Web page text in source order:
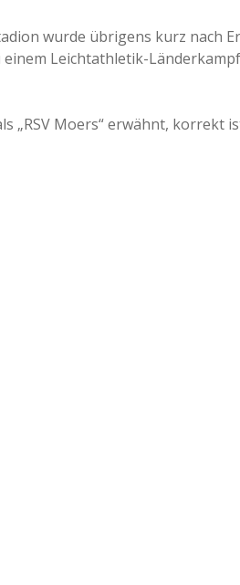
wurde übrigens kurz nach
Leichtathletik-
„RSV Moers“ erwähnt, korrekt